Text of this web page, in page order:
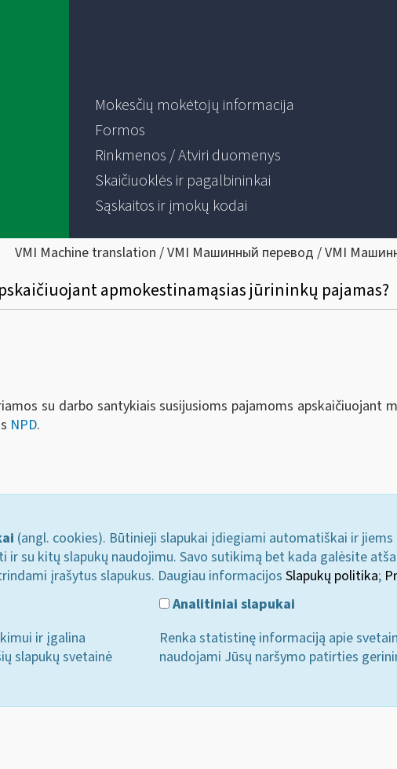
Mokesčių mokėtojų informacija
Formos
Rinkmenos / Atviri duomenys
Skaičiuoklės ir pagalbininkai
Sąskaitos ir įmokų kodai
VMI Machine translation / VMI Машинный перевод / VMI
apmokestinamąsias jūrininkų pajamas?
su darbo santykiais susijusioms pajamoms apskaičiuojant
NPD.
(angl. cookies). Būtinieji slapukai įdiegiami automatiškai ir jiems
su kitų slapukų naudojimu. Savo sutikimą bet kada galėsite
įrašytus slapukus. Daugiau informacijos Slapukų politika;
ir įgalina
slapukų svetainė
Analitiniai slapukai
Renka statistinę informaciją apie
naudojami Jūsų naršymo patirties